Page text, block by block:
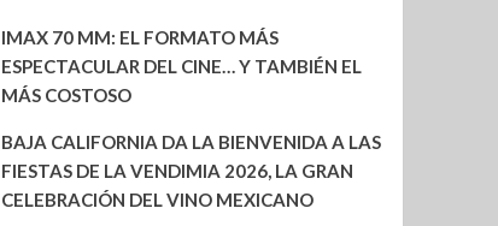
IMAX 70 MM: EL FORMATO MÁS
ESPECTACULAR DEL CINE… Y TAMBIÉN EL
MÁS COSTOSO
BAJA CALIFORNIA DA LA BIENVENIDA A LAS
FIESTAS DE LA VENDIMIA 2026, LA GRAN
CELEBRACIÓN DEL VINO MEXICANO